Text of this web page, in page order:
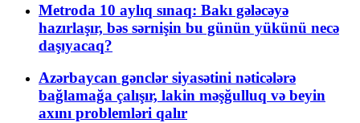
Metroda 10 aylıq sınaq: Bakı gələcəyə
hazırlaşır, bəs sərnişin bu günün yükünü necə
daşıyacaq?
Azərbaycan gənclər siyasətini nəticələrə
bağlamağa çalışır, lakin məşğulluq və beyin
axını problemləri qalır